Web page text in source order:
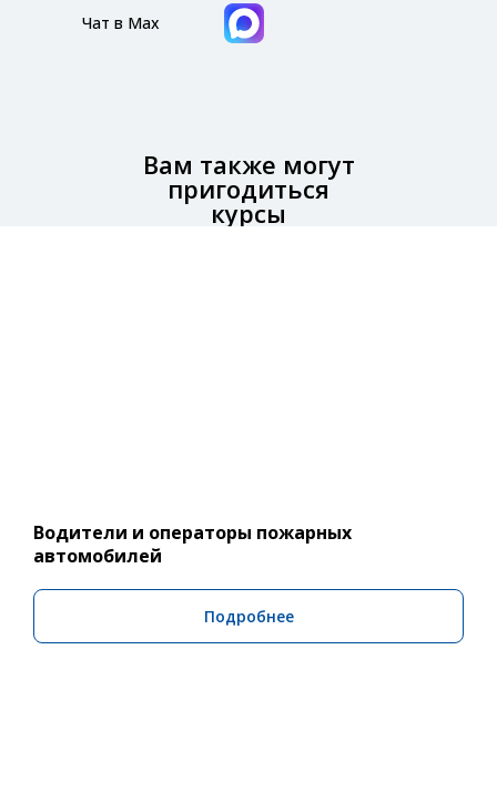
Чат в Max
Вам также могут
пригодиться
курсы
Водители и операторы пожарных
автомобилей
Подробнее